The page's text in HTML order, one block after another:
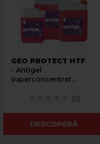
GEO PROTECT HTF
- Antigel
superconcentrat
(0)
DESCOPERĂ